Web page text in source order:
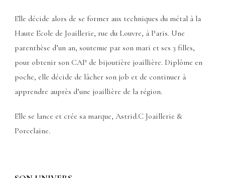
Elle décide alors de se former aux techniques du métal à la
Haute Ecole de Joaillerie, rue du Louvre, à Paris. Une
parenthèse d’un an, soutenue par son mari et ses 3 filles,
pour obtenir son CAP de bijoutière joaillière. Diplôme en
poche, elle décide de lâcher son job et de continuer à
apprendre auprès d’une joaillière de la région.
Elle se lance et crée sa marque, Astrid.C Joaillerie &
Porcelaine.